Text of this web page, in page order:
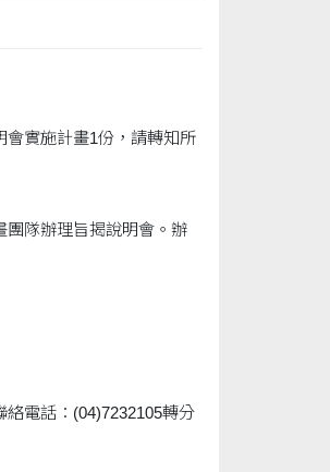
會實施計畫1份，請轉知所
團隊辦理旨揭說明會。辦
電話：(04)7232105轉分